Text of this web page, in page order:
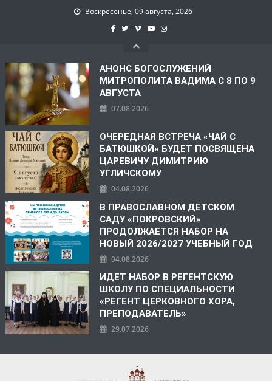
Воскресенье, 09 августа, 2026
АНОНС БОГОСЛУЖЕНИЙ
МИТРОПОЛИТА ВАДИМА С 8 ПО 9
АВГУСТА
07.08.2026
ОЧЕРЕДНАЯ ВСТРЕЧА «ЧАЙ С
БАТЮШКОЙ» БУДЕТ ПОСВЯЩЕНА
ЦАРЕВИЧУ ДИМИТРИЮ
УГЛИЧСКОМУ
04.08.2026
В ПРАВОСЛАВНОМ ДЕТСКОМ
САДУ «ПОКРОВСКИЙ»
ПРОДОЛЖАЕТСЯ НАБОР НА
НОВЫЙ 2026/2027 УЧЕБНЫЙ ГОД
04.08.2026
ИДЕТ НАБОР В РЕГЕНТСКУЮ
ШКОЛУ ПО СПЕЦИАЛЬНОСТИ
«РЕГЕНТ ЦЕРКОВНОГО ХОРА,
ПРЕПОДАВАТЕЛЬ»
29.07.2026